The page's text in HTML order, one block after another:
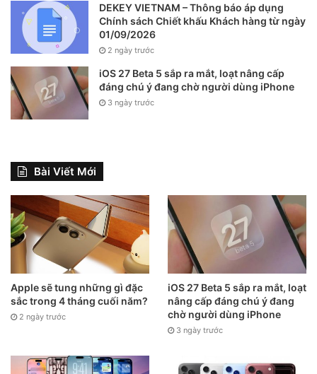
DEKEY VIETNAM – Thông báo áp dụng
Chính sách Chiết khấu Khách hàng từ ngày
01/09/2026
2 ngày trước
iOS 27 Beta 5 sắp ra mắt, loạt nâng cấp
đáng chú ý đang chờ người dùng iPhone
3 ngày trước
Bài Viết Mới
Apple sẽ tung những gì đặc
sắc trong 4 tháng cuối năm?
2 ngày trước
iOS 27 Beta 5 sắp ra mắt, loạt
nâng cấp đáng chú ý đang
chờ người dùng iPhone
3 ngày trước